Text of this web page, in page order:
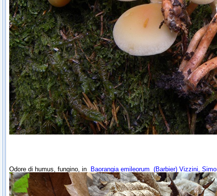
Odore di humus, fungino, in Baorangia emileorum (Barbier) Vizzini,